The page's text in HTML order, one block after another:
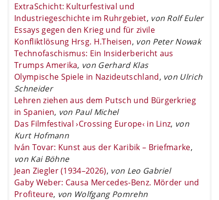
ExtraSchicht: Kulturfestival und
Industriegeschichte im Ruhrgebiet, von Rolf Euler
Essays gegen den Krieg und für zivile
Konfliktlösung Hrsg. H.Theisen, von Peter Nowak
Technofaschismus: Ein Insiderbericht aus
Trumps Amerika, von Gerhard Klas
Olympische Spiele in Nazideutschland, von Ulrich
Schneider
Lehren ziehen aus dem Putsch und Bürgerkrieg
in Spanien, von Paul Michel
Das Filmfestival ›Crossing Europe‹ in Linz, von
Kurt Hofmann
Iván Tovar: Kunst aus der Karibik – Briefmarke,
von Kai Böhne
Jean Ziegler (1934–2026), von Leo Gabriel
Gaby Weber: Causa Mercedes-Benz. Mörder und
Profiteure, von Wolfgang Pomrehn